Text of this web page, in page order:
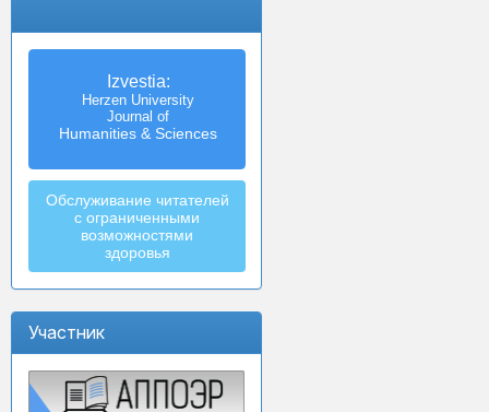
Izvestia:
Herzen University
Journal of
Humanities & Sciences
Обслуживание читателей
с ограниченными
возможностями
здоровья
Участник